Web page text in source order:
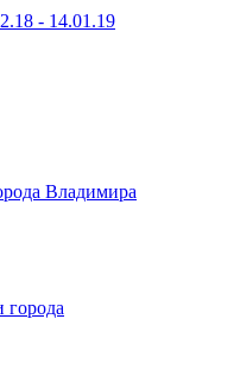
- 14.01.19
Владимира
города